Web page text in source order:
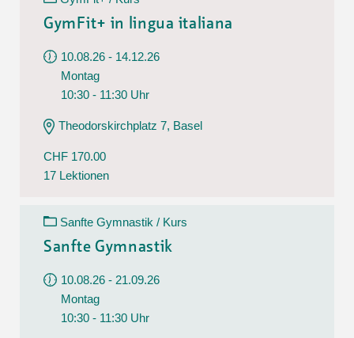
GymFit+ in lingua italiana
10.08.26 - 14.12.26
Montag
10:30 - 11:30 Uhr
Theodorskirchplatz 7, Basel
CHF 170.00
17 Lektionen
Sanfte Gymnastik / Kurs
Sanfte Gymnastik
10.08.26 - 21.09.26
Montag
10:30 - 11:30 Uhr